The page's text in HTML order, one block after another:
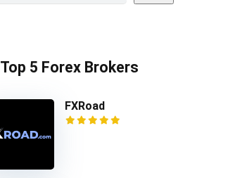
Top 5 Forex Brokers
FXRoad